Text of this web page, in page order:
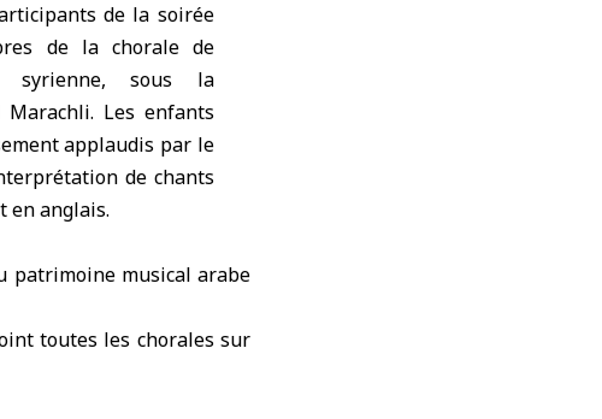
de la soirée
de la chorale de
syrienne, sous la
Les enfants
applaudis par le
de chants
en anglais.
patrimoine musical arabe
toutes les chorales sur